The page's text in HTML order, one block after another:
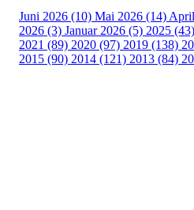
Juni 2026 (10) Mai 2026 (14)
2026 (3) Januar 2026 (5) 2025 (43)
2021 (89) 2020 (97) 2019 (138)
2015 (90) 2014 (121) 2013 (84)